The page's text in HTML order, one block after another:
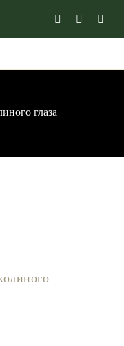
глаза